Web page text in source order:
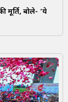
मूर्ति, बोले- ‘ये